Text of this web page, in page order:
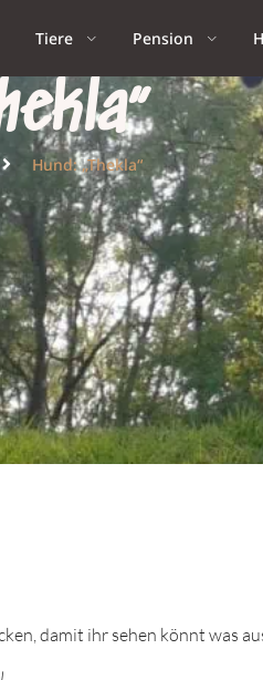
Tiere Pension
Hund: „Thekla“
damit ihr sehen könnt was